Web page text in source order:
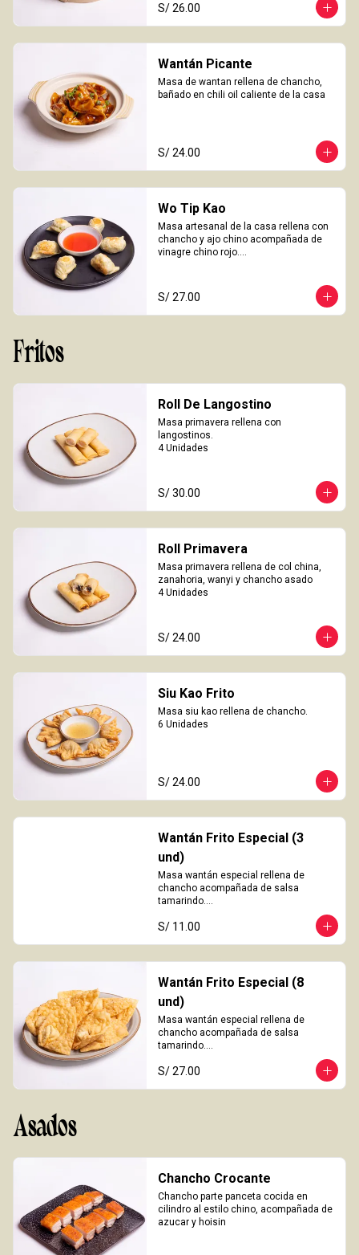
S/ 26.00
Wantán Picante
Masa de wantan rellena de chancho,
bañado en chili oil caliente de la casa
S/ 24.00
Wo Tip Kao
Masa artesanal de la casa rellena con
chancho y ajo chino acompañada de
vinagre chino rojo.
S/ 27.00
Fritos
Roll De Langostino
Masa primavera rellena con
langostinos.
4 Unidades
S/ 30.00
Roll Primavera
Masa primavera rellena de col china,
zanahoria, wanyi y chancho asado
4 Unidades
S/ 24.00
Siu Kao Frito
Masa siu kao rellena de chancho.
6 Unidades
S/ 24.00
Wantán Frito Especial (3
und)
Masa wantán especial rellena de
chancho acompañada de salsa
tamarindo.
S/ 11.00
Wantán Frito Especial (8
und)
Masa wantán especial rellena de
chancho acompañada de salsa
tamarindo.
S/ 27.00
Asados
Chancho Crocante
Chancho parte panceta cocida en
cilindro al estilo chino, acompañada de
azucar y hoisin